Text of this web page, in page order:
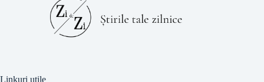
Linkuri utile